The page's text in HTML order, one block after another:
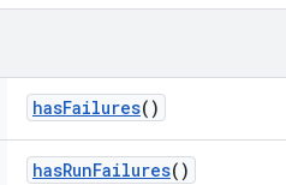
hasFailures()
hasRunFailures()